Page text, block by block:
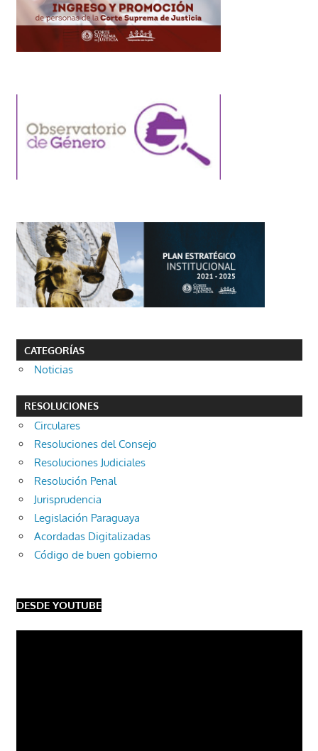
CATEGORÍAS
Noticias
RESOLUCIONES
Circulares
Resoluciones del Consejo
Resoluciones Judiciales
Resolución Penal
Jurisprudencia
Legislación Paraguaya
Acordadas Digitalizadas
Código de buen gobierno
DESDE YOUTUBE